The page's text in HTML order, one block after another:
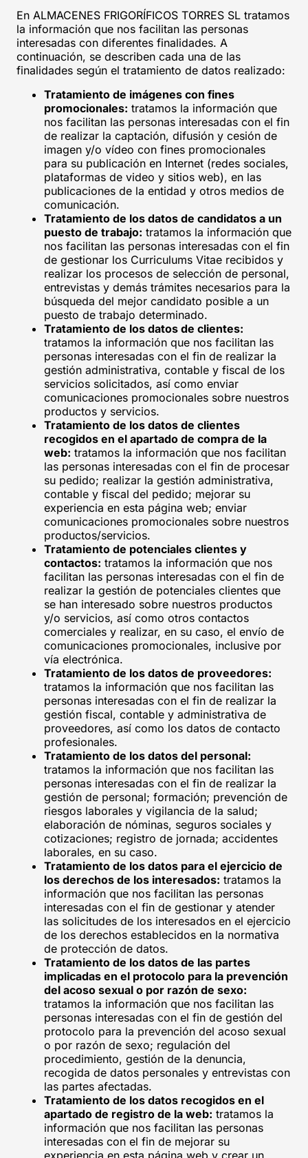
En ALMACENES FRIGORÍFICOS TORRES SL tratamos
la información que nos facilitan las personas
interesadas con diferentes finalidades. A
continuación, se describen cada una de las
finalidades según el tratamiento de datos realizado:
Tratamiento de imágenes con fines
promocionales: tratamos la información que
nos facilitan las personas interesadas con el fin
de realizar la captación, difusión y cesión de
imagen y/o vídeo con fines promocionales
para su publicación en Internet (redes sociales,
plataformas de video y sitios web), en las
publicaciones de la entidad y otros medios de
comunicación.
Tratamiento de los datos de candidatos a un
puesto de trabajo: tratamos la información que
nos facilitan las personas interesadas con el fin
de gestionar los Curriculums Vitae recibidos y
realizar los procesos de selección de personal,
entrevistas y demás trámites necesarios para la
búsqueda del mejor candidato posible a un
puesto de trabajo determinado.
Tratamiento de los datos de clientes:
tratamos la información que nos facilitan las
personas interesadas con el fin de realizar la
gestión administrativa, contable y fiscal de los
servicios solicitados, así como enviar
comunicaciones promocionales sobre nuestros
productos y servicios.
Tratamiento de los datos de clientes
recogidos en el apartado de compra de la
web: tratamos la información que nos facilitan
las personas interesadas con el fin de procesar
su pedido; realizar la gestión administrativa,
contable y fiscal del pedido; mejorar su
experiencia en esta página web; enviar
comunicaciones promocionales sobre nuestros
productos/servicios.
Tratamiento de potenciales clientes y
contactos: tratamos la información que nos
facilitan las personas interesadas con el fin de
realizar la gestión de potenciales clientes que
se han interesado sobre nuestros productos
y/o servicios, así como otros contactos
comerciales y realizar, en su caso, el envío de
comunicaciones promocionales, inclusive por
vía electrónica.
Tratamiento de los datos de proveedores:
tratamos la información que nos facilitan las
personas interesadas con el fin de realizar la
gestión fiscal, contable y administrativa de
proveedores, así como los datos de contacto
profesionales.
Tratamiento de los datos del personal:
tratamos la información que nos facilitan las
personas interesadas con el fin de realizar la
gestión de personal; formación; prevención de
riesgos laborales y vigilancia de la salud;
elaboración de nóminas, seguros sociales y
cotizaciones; registro de jornada; accidentes
laborales, en su caso.
Tratamiento de los datos para el ejercicio de
los derechos de los interesados: tratamos la
información que nos facilitan las personas
interesadas con el fin de gestionar y atender
las solicitudes de los interesados en el ejercicio
de los derechos establecidos en la normativa
de protección de datos.
Tratamiento de los datos de las partes
implicadas en el protocolo para la prevención
del acoso sexual o por razón de sexo:
tratamos la información que nos facilitan las
personas interesadas con el fin de gestión del
protocolo para la prevención del acoso sexual
o por razón de sexo; regulación del
procedimiento, gestión de la denuncia,
recogida de datos personales y entrevistas con
las partes afectadas.
Tratamiento de los datos recogidos en el
apartado de registro de la web: tratamos la
información que nos facilitan las personas
interesadas con el fin de mejorar su
experiencia en esta página web y crear un